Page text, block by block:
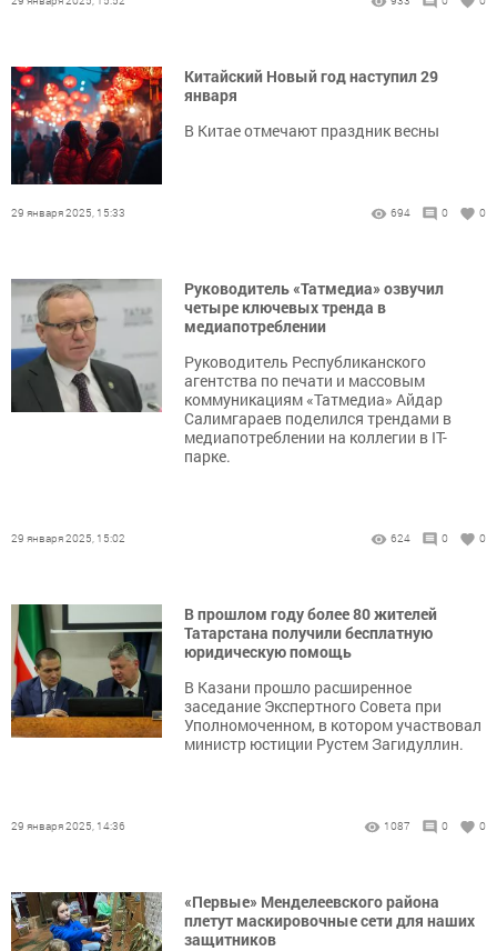
Китайский Новый год наступил 29
января
В Китае отмечают праздник весны
29 января 2025, 15:33 694 0 0
Руководитель «Татмедиа» озвучил
четыре ключевых тренда в
медиапотреблении
Руководитель Республиканского
агентства по печати и массовым
коммуникациям «Татмедиа» Айдар
Салимгараев поделился трендами в
медиапотреблении на коллегии в IT-
парке.
29 января 2025, 15:02 624 0 0
В прошлом году более 80 жителей
Татарстана получили бесплатную
юридическую помощь
В Казани прошло расширенное
заседание Экспертного Совета при
Уполномоченном, в котором участвовал
министр юстиции Рустем Загидуллин.
29 января 2025, 14:36 1087 0 0
«Первые» Менделеевского района
плетут маскировочные сети для наших
защитников